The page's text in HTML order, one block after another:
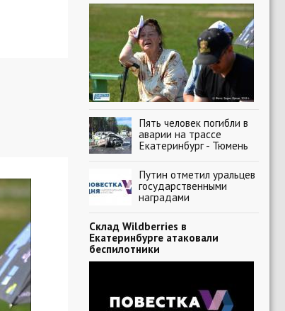
Пять человек погибли в
аварии на трассе
Екатеринбург - Тюмень
Путин отметил уральцев
государственными
наградами
Склад Wildberries в
Екатеринбурге атаковали
беспилотники